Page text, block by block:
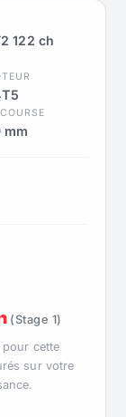
122 ch
mm
(Stage 1)
pour cette
sur votre